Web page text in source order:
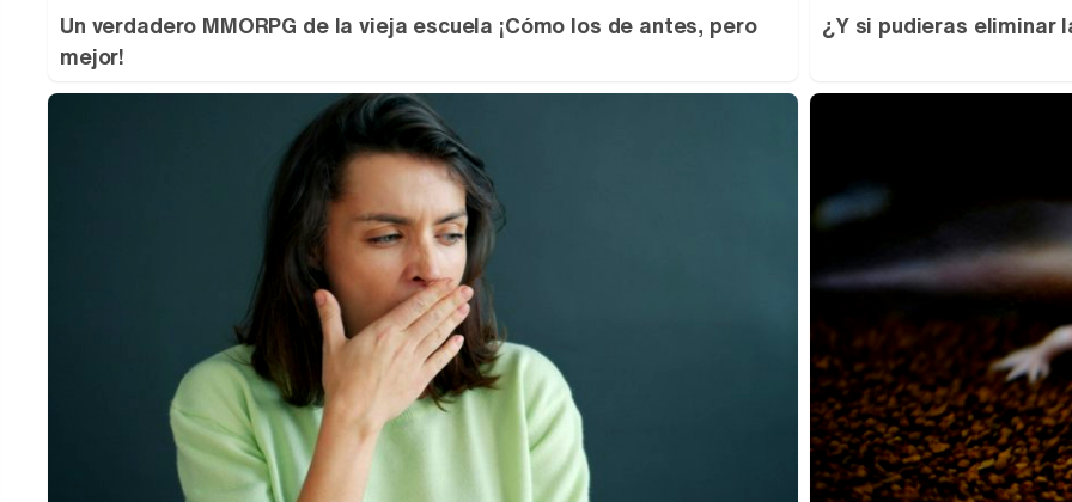
Un verdadero MMORPG de la vieja escuela ¡Cómo los de antes, pero
mejor!
¿Y si pudieras eliminar